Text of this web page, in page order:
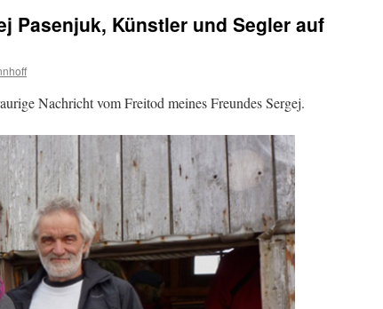
Pasenjuk, Künstler und Segler auf
Nachricht vom Freitod meines Freundes Sergej.